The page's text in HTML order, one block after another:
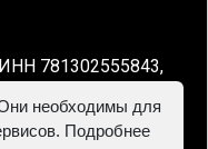
781302555843,
необходимы для
Подробнее